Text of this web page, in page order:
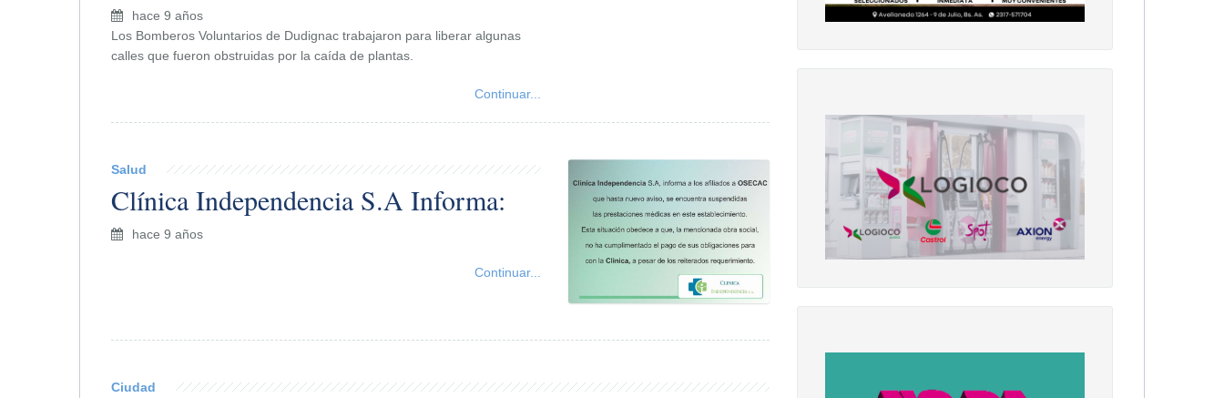
hace 9 años
Los Bomberos Voluntarios de Dudignac trabajaron para liberar algunas
calles que fueron obstruidas por la caída de plantas.
Continuar...
Salud
Clínica Independencia S.A Informa:
hace 9 años
Continuar...
Ciudad